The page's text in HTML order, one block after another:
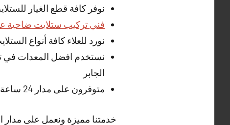
نوفر كافة قطع الغيار
فني تركيب ستلايت ضاحية
نورد للعلاء كافة أنواع
نستخدم افضل المعدات في
الجابر
متوفرون على مدار 24 ساعة وطيلة أيام الأسبوع في تركيب الستلايت ولكافة مناطق الكويت
خدمتنا مميزة ونعمل على مدار